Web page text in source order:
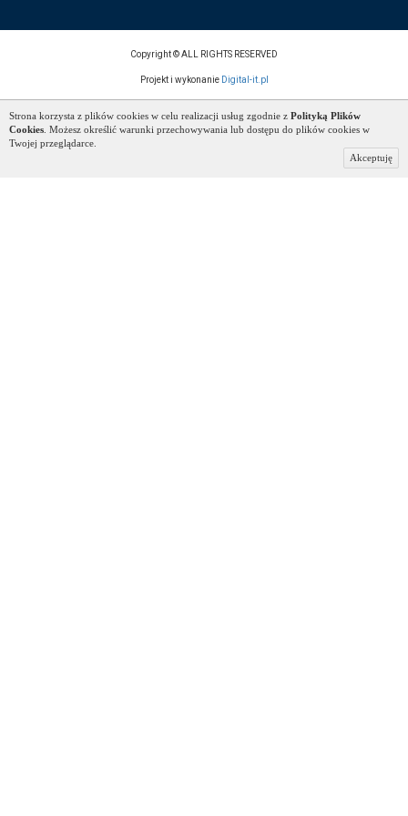
Copyright © ALL RIGHTS RESERVED
Projekt i wykonanie Digital-it.pl
Strona korzysta z plików cookies w celu realizacji usług zgodnie z Polityką Plików
Cookies . Możesz określić warunki przechowywania lub dostępu do plików cookies w
Twojej przeglądarce.
Akceptuję